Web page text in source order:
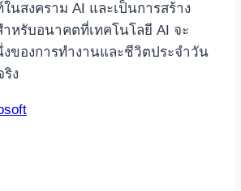
นสงคราม AI และเป็นการสร้าง
หรับอนาคตที่เทคโนโลยี AI จะ
ของการทำงานและชีวิตประจำวัน
ริง